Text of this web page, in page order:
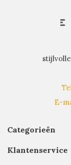
E-
Categorieën
Klantenservice